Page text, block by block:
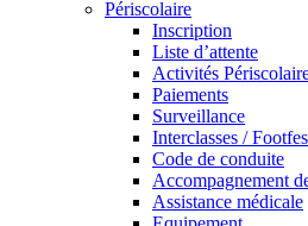
Périscolaire
Inscription
Liste d’attente
Activités
Paiements
Surveillance
Interclasses /
Code de conduite
Accompagnement
Assistance médicale